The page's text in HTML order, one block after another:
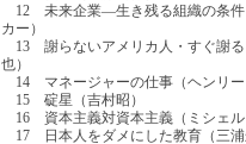
12 未来企業―生き残る組織の条件
カー）
13 謝らないアメリカ人・すぐ謝る
也）
14 マネージャーの仕事（ヘンリー
15 碇星（吉村昭）
16 資本主義対資本主義（ミシェル
17 日本人をダメにした教育（三浦